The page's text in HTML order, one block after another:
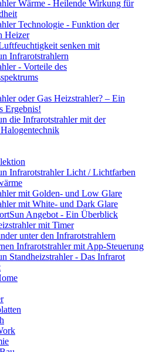
Wärme - Heilende Wirkung für
Technologie - Funktion der
Heizer
senken mit
Infrarotstrahlern
- Vorteile des
oder Gas Heizstrahler? – Ein
Ergebnis!
die Infrarotstrahler mit der
Infrarotstrahler Licht / Lichtfarben
mit Golden- und Low Glare
mit White- und Dark Glare
Angebot - Ein Überblick
mit Timer
unter den Infrarotstrahlern
Infrarotstrahler mit App-Steuerung
Standheizstrahler - Das Infrarot